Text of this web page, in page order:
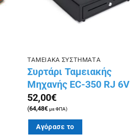
ΤΑΜΕΙΑΚΑ ΣΥΣΤΗΜΑΤΑ
Συρτάρι Ταμειακής
Μηχανής EC-350 RJ 6V
52,00€
(64,48€ με ΦΠΑ)
Αγόρασε το